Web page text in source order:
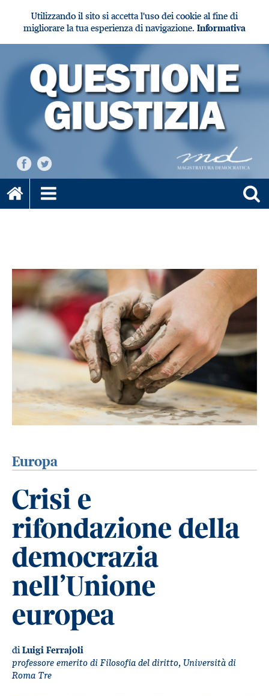
Utilizzando il sito si accetta l'uso dei cookie al fine di
migliorare la tua esperienza di navigazione. Informativa
Europa
Crisi e
rifondazione della
democrazia
nell’Unione
europea
diLuigi Ferrajoli
professore emerito di Filosofia del diritto, Università di
Roma Tre